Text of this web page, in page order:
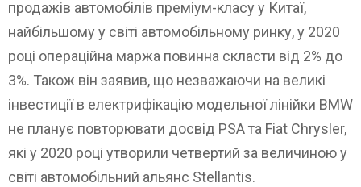
продажів автомобілів преміум-класу у Китаї,
найбільшому у світі автомобільному ринку, у 2020
році операційна маржа повинна скласти від 2% до
3%. Також він заявив, що незважаючи на великі
інвестиції в електрифікацію модельної лінійки BMW
не планує повторювати досвід PSA та Fiat Chrysler,
які у 2020 році утворили четвертий за величиною у
світі автомобільний альянс Stellantis.